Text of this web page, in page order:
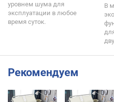
уровнем шума для
эксплуатации в любое
время суток.
В
Рекомендуем